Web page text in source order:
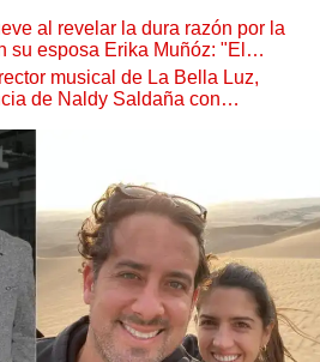
al revelar la dura razón por la
su esposa Erika Muñóz: "El
musical de La Bella Luz,
de Naldy Saldaña con